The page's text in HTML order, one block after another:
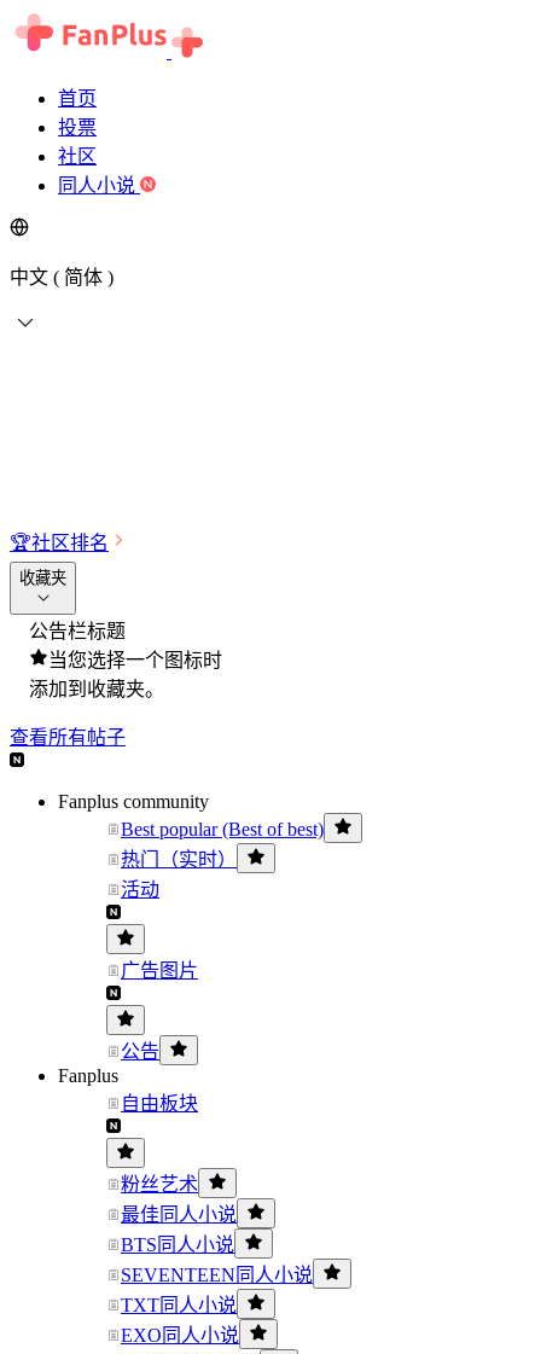
首页
投票
社区
同人小说
中文 ( 简体 )
🏆社区排名
收藏夹
公告栏标题
当您选择一个图标时
添加到收藏夹。
查看所有帖子
Fanplus community
Best popular (Best of best)
热门（实时）
活动
广告图片
公告
Fanplus
自由板块
粉丝艺术
最佳同人小说
BTS同人小说
SEVENTEEN同人小说
TXT同人小说
EXO同人小说